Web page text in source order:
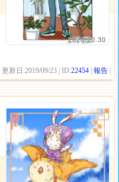
2020.10.30
| 更新日:2019/09/23 | ID:22454 |報告